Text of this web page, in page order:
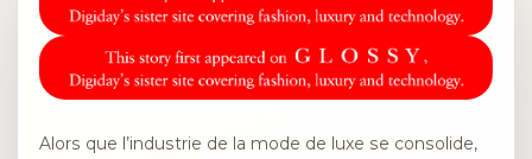
Alors que l’industrie de la mode de luxe se consolide,